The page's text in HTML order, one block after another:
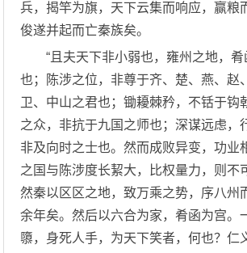
兵，揭竿为旗，天下云集而响应，赢粮
俊遂并起而亡秦族矣。
“且夫天下非小弱也，雍州之地，肴
也；陈涉之位，非尊于齐、楚、燕、赵
卫、中山之君也；锄耰棘矜，不铦于钩
之众，非抗于九国之师也；深谋远虑，
非及向时之士也。然而成败异变，功业
之国与陈涉度长絜大，比权量力，则不
然秦以区区之地，致万乘之势，序八州
余年矣。然后以六合为家，肴函为宫。
隳，身死人手，为天下笑者，何也？仁